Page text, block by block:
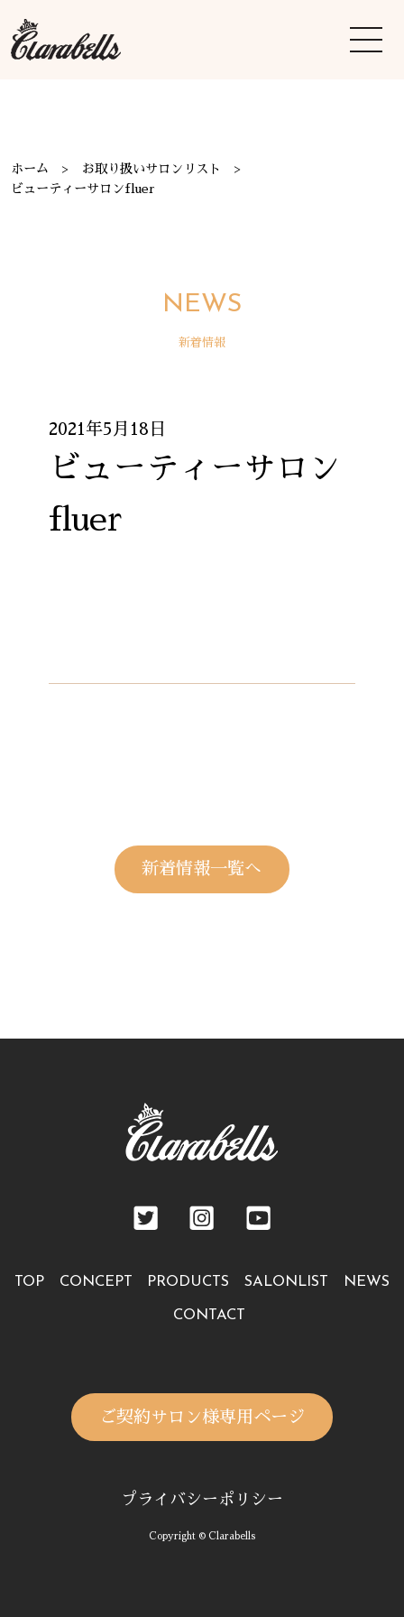
ホーム
お取り扱いサロンリスト
ビューティーサロンfluer
NEWS
新着情報
2021年5月18日
ビューティーサロン
fluer
新着情報一覧へ
TOP CONCEPT PRODUCTS SALONLIST NEWS
CONTACT
ご契約サロン様専用ページ
プライバシーポリシー
Copyright © Clarabells